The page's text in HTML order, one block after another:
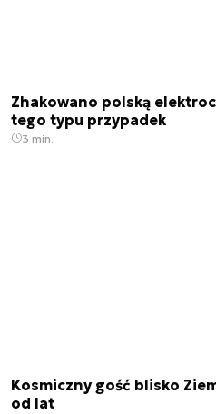
Zhakowano polską
tego typu przypadek
3 min.
Kosmiczny gość blisko
od lat